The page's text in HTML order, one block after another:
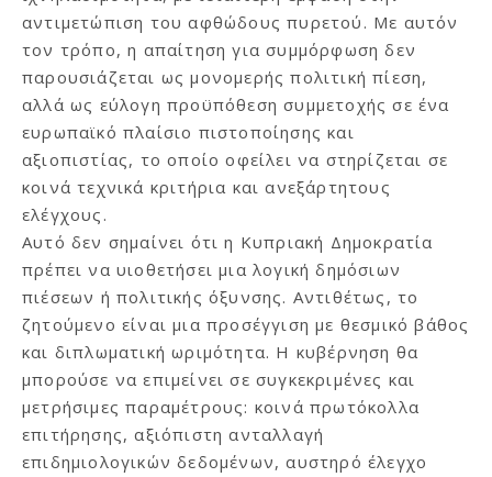
αντιμετώπιση του αφθώδους πυρετού. Με αυτόν
τον τρόπο, η απαίτηση για συμμόρφωση δεν
παρουσιάζεται ως μονομερής πολιτική πίεση,
αλλά ως εύλογη προϋπόθεση συμμετοχής σε ένα
ευρωπαϊκό πλαίσιο πιστοποίησης και
αξιοπιστίας, το οποίο οφείλει να στηρίζεται σε
κοινά τεχνικά κριτήρια και ανεξάρτητους
ελέγχους.
Αυτό δεν σημαίνει ότι η Κυπριακή Δημοκρατία
πρέπει να υιοθετήσει μια λογική δημόσιων
πιέσεων ή πολιτικής όξυνσης. Αντιθέτως, το
ζητούμενο είναι μια προσέγγιση με θεσμικό βάθος
και διπλωματική ωριμότητα. Η κυβέρνηση θα
μπορούσε να επιμείνει σε συγκεκριμένες και
μετρήσιμες παραμέτρους: κοινά πρωτόκολλα
επιτήρησης, αξιόπιστη ανταλλαγή
επιδημιολογικών δεδομένων, αυστηρό έλεγχο